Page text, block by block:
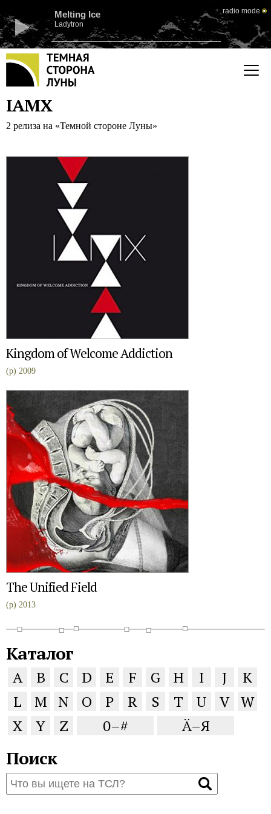
Melting Ice
Ladytron
radio mode
IAMX
2 релиза на «Темной стороне Луны»
Kingdom of Welcome Addiction
(p) 2009
The Unified Field
(p) 2013
Каталог
A B C D E F G H I J
K
L
M N O P R S T U V W
X
Y Z 0–# Ä–Я
Поиск